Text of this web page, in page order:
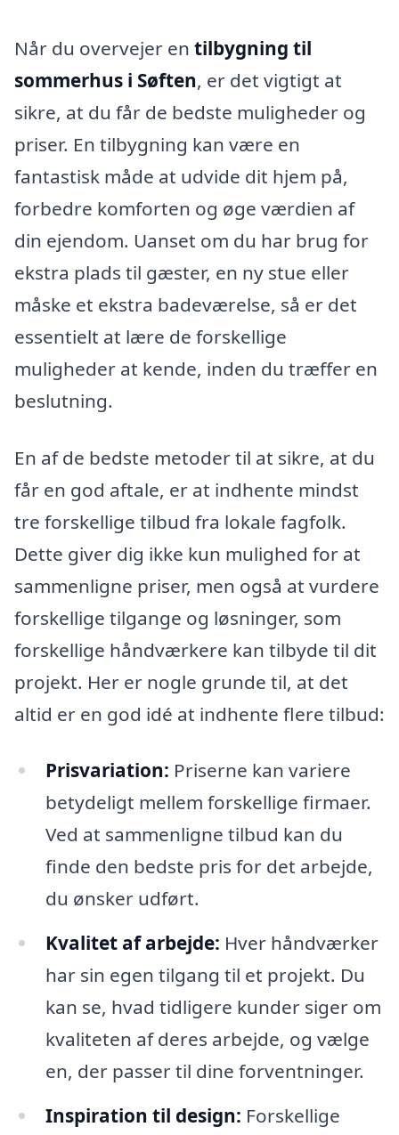
Når du overvejer en tilbygning til
sommerhus i Søften, er det vigtigt at
sikre, at du får de bedste muligheder og
priser. En tilbygning kan være en
fantastisk måde at udvide dit hjem på,
forbedre komforten og øge værdien af
din ejendom. Uanset om du har brug for
ekstra plads til gæster, en ny stue eller
måske et ekstra badeværelse, så er det
essentielt at lære de forskellige
muligheder at kende, inden du træffer en
beslutning.
En af de bedste metoder til at sikre, at du
får en god aftale, er at indhente mindst
tre forskellige tilbud fra lokale fagfolk.
Dette giver dig ikke kun mulighed for at
sammenligne priser, men også at vurdere
forskellige tilgange og løsninger, som
forskellige håndværkere kan tilbyde til dit
projekt. Her er nogle grunde til, at det
altid er en god idé at indhente flere tilbud:
Prisvariation: Priserne kan variere
betydeligt mellem forskellige firmaer.
Ved at sammenligne tilbud kan du
finde den bedste pris for det arbejde,
du ønsker udført.
Kvalitet af arbejde: Hver håndværker
har sin egen tilgang til et projekt. Du
kan se, hvad tidligere kunder siger om
kvaliteten af deres arbejde, og vælge
en, der passer til dine forventninger.
Inspiration til design: Forskellige